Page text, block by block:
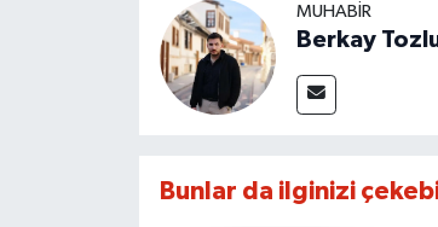
MUHABIR
Berkay
Bunlar da ilginizi